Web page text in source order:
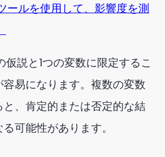
ールを使用して、影響度を測
説と1つの変数に限定するこ
易になります。複数の変数
、肯定的または否定的な結
可能性があります。